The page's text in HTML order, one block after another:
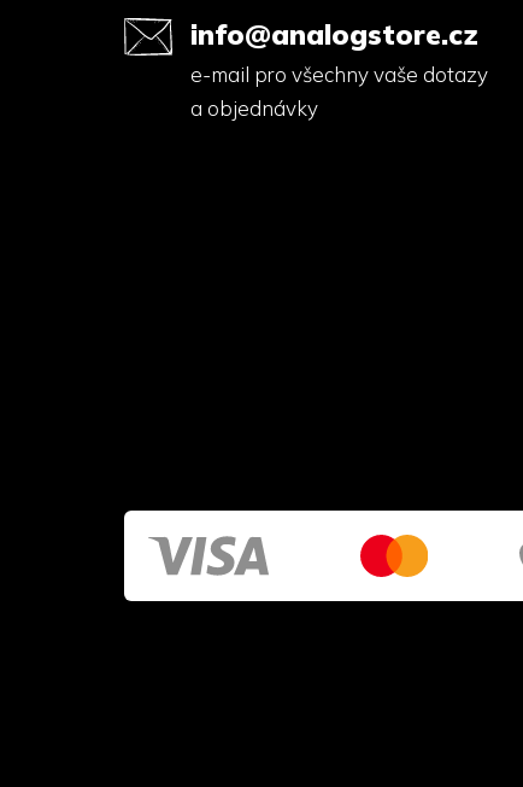
info@analogstore.cz
e-mail pro všechny vaše dotazy
a objednávky